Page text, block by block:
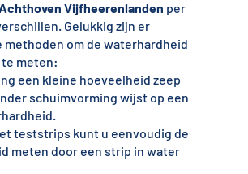
Vijfheerenlanden per
Gelukkig zijn er
om de waterhardheid
meten:
een kleine hoeveelheid zeep
schuimvorming wijst op een
teststrips kunt u eenvoudig de
meten door een strip in water